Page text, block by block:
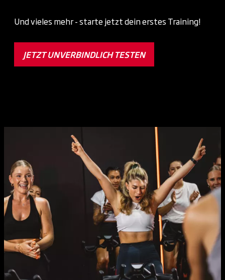
Und vieles mehr - starte jetzt dein erstes Training!
JETZT UNVERBINDLICH TESTEN